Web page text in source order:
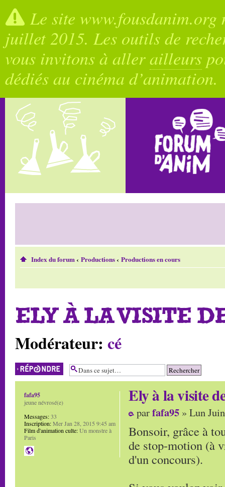
Le site
juillet 2015. Les outils de
vous invitons à allerailleurs
dédiés au cinéma d’animation.
Index du forum‹ Productions‹ Productions en cours
ELY À LA VISITE
Modérateur: cé
Répondre
Ely à la visite
parfafa95 » Lun
Bonsoir, grâce à
de stop-motion (à
d'un concours).
fafa95
jeune névrosé(e)
Messages:33
Inscription:Mer Jan 28, 2015 9:45 am
Film d'animation culte:Un monstre à
Paris